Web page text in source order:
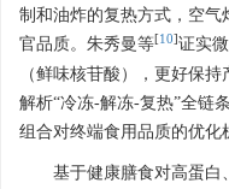
制和油炸的复热方式，空
官品质。朱秀曼等[10]证实
（鲜味核苷酸），更好保
解析“冷冻-解冻-复热”全链
组合对终端食用品质的优化
基于健康膳食对高蛋白